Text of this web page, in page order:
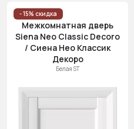
- 15% скидка
Межкомнатная дверь
Siena Neo Classic Decoro
/ Сиена Нео Классик
Декоро
Белая ST